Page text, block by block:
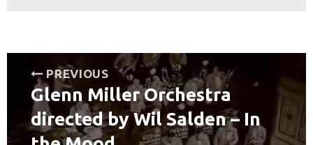
Navigacija
tarp
įrašų
PREVIOUS
Previous
post:
Glenn Miller Orchestra
directed by Wil Salden – In